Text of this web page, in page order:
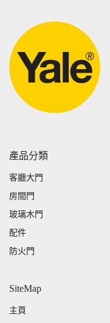
產品分類
客廳大門
房間門
玻璃木門
配件
防火門
SiteMap
主頁